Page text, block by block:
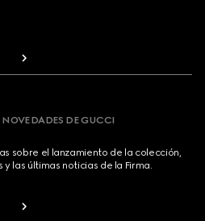
NOVEDADES DE GUCCI
sobre el lanzamiento de la colección,
las últimas noticias de la Firma.